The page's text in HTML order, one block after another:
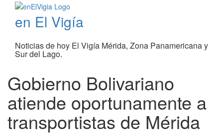
en El Vigía
Noticias de hoy El Vigía Mérida, Zona Panamericana y
Sur del Lago.
Gobierno Bolivariano
atiende oportunamente a
transportistas de Mérida